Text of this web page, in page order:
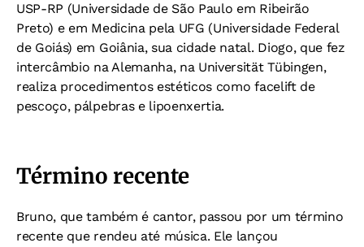
USP-RP (Universidade de São Paulo em Ribeirão
Preto) e em Medicina pela UFG (Universidade Federal
de Goiás) em Goiânia, sua cidade natal. Diogo, que fez
intercâmbio na Alemanha, na Universität Tübingen,
realiza procedimentos estéticos como facelift de
pescoço, pálpebras e lipoenxertia.
Término recente
Bruno, que também é cantor, passou por um término
recente que rendeu até música. Ele lançou